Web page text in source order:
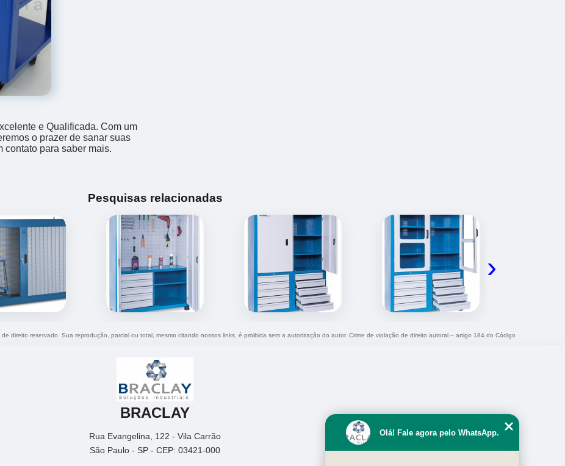
e Qualificada. Com um
o prazer de sanar suas
contato para saber mais.
Pesquisas relacionadas
›
de direito reservado. Sua reprodução, parcial ou total, mesmo citando nossos links, é proibida sem a autorização do autor. Crime de violação de direito autoral – artigo 184 do Código
BRACLAY
Rua Evangelina, 122 - Vila Carrão
São Paulo - SP - CEP: 03421-000
Olá! Fale agora pelo WhatsApp.